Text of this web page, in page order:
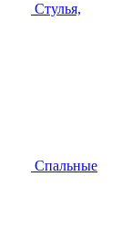
Стулья,
Спальные